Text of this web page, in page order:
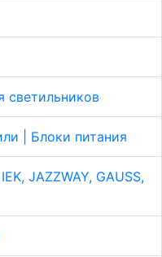
светильников
| Блоки питания
JAZZWAY, GAUSS,